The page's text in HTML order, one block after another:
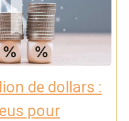
de dollars :
pour